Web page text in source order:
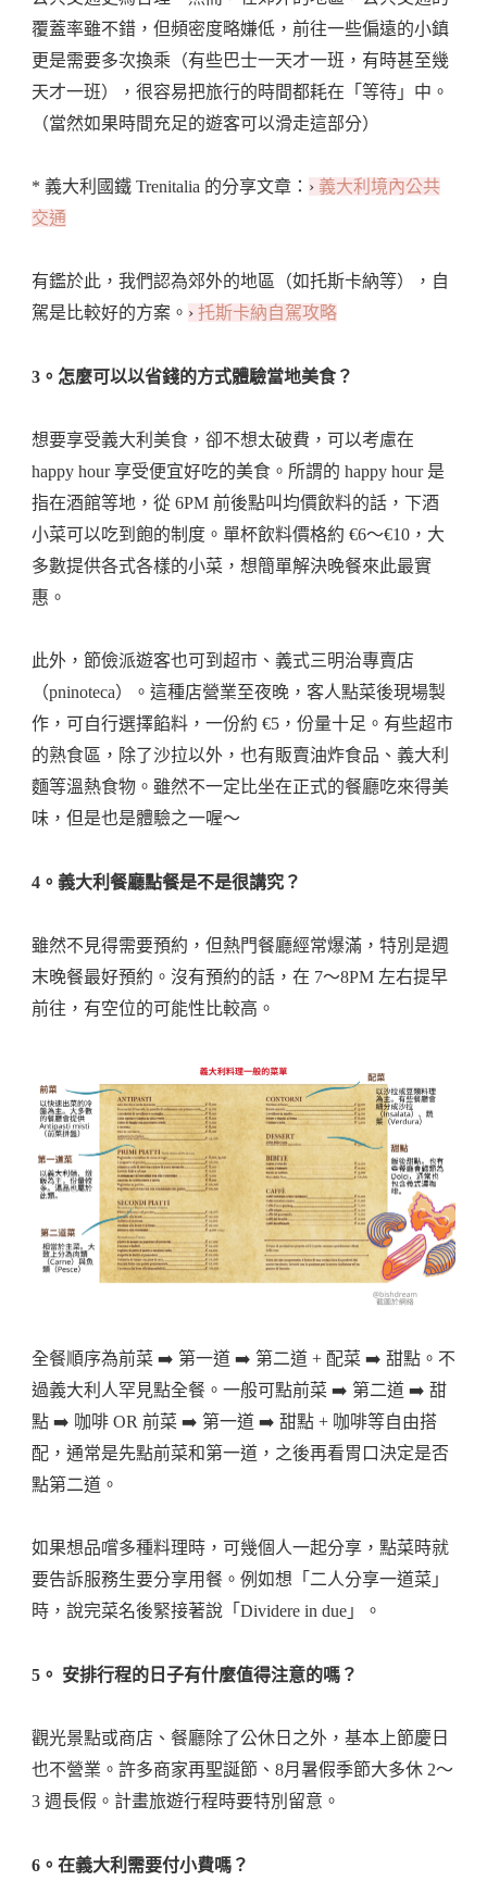
覆蓋率雖不錯，但頻密度略嫌低，前往一些偏遠的小鎮
更是需要多次換乘（有些巴士一天才一班，有時甚至幾
天才一班），很容易把旅行的時間都耗在「等待」中。
（當然如果時間充足的遊客可以滑走這部分）
* 義大利國鐵 Trenitalia 的分享文章： › 義大利境內公共
交通
有鑑於此，我們認為郊外的地區（如托斯卡納等），自
駕是比較好的方案。 › 托斯卡納自駕攻略
3。怎麼可以以省錢的方式體驗當地美食？
想要享受義大利美食，卻不想太破費，可以考慮在
happy hour 享受便宜好吃的美食。所謂的 happy hour 是
指在酒館等地，從 6PM 前後點叫均價飲料的話，下酒
小菜可以吃到飽的制度。單杯飲料價格約 €6～€10，大
多數提供各式各樣的小菜，想簡單解決晚餐來此最實
惠。
此外，節儉派遊客也可到超市、義式三明治專賣店
（pninoteca）。這種店營業至夜晚，客人點菜後現場製
作，可自行選擇餡料，一份約 €5，份量十足。有些超市
的熟食區，除了沙拉以外，也有販賣油炸食品、義大利
麵等溫熱食物。雖然不一定比坐在正式的餐廳吃來得美
味，但是也是體驗之一喔～
4。義大利餐廳點餐是不是很講究？
雖然不見得需要預約，但熱門餐廳經常爆滿，特別是週
末晚餐最好預約。沒有預約的話，在 7～8PM 左右提早
前往，有空位的可能性比較高。
全餐順序為前菜 ➡️ 第一道 ➡️ 第二道 + 配菜 ➡️ 甜點。不
過義大利人罕見點全餐。一般可點前菜 ➡️ 第二道 ➡️ 甜
點 ➡️ 咖啡 OR 前菜 ➡️ 第一道 ➡️ 甜點 + 咖啡等自由搭
配，通常是先點前菜和第一道，之後再看胃口決定是否
點第二道。
如果想品嚐多種料理時，可幾個人一起分享，點菜時就
要告訴服務生要分享用餐。例如想「二人分享一道菜」
時，說完菜名後緊接著說「Dividere in due」。
5。 安排行程的日子有什麼值得注意的嗎？
觀光景點或商店、餐廳除了公休日之外，基本上節慶日
也不營業。許多商家再聖誕節、8月暑假季節大多休 2～
3 週長假。計畫旅遊行程時要特別留意。
6。在義大利需要付小費嗎？